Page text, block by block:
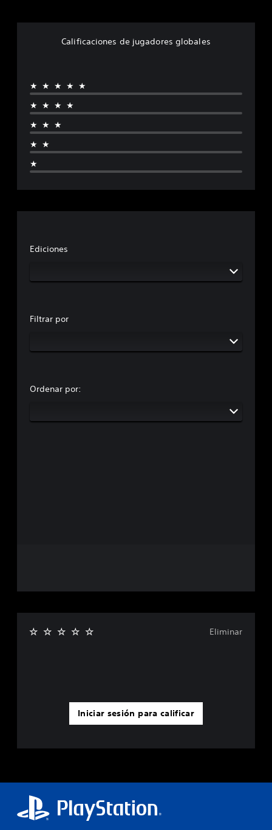
Calificaciones de jugadores globales
★★★★★
★★★★
★★★
★★
★
Ediciones
Filtrar por
Ordenar por:
Iniciar sesión para calificar
Eliminar